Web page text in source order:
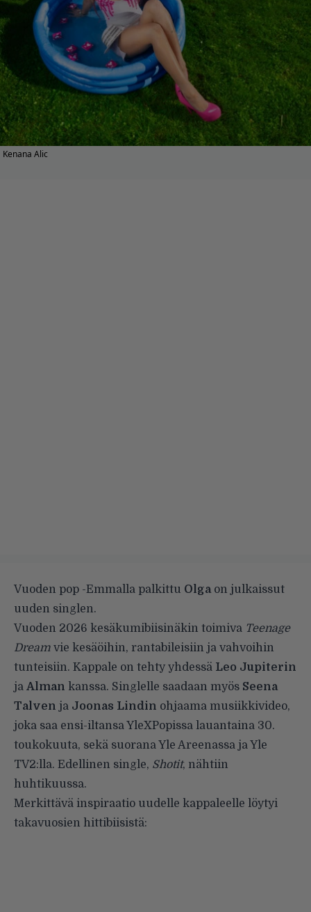
Kenana Alic
Vuoden pop -Emmalla palkittu Olgaon julkaissut
uuden singlen.
Vuoden 2026 kesäkumibiisinäkin toimiva Teenage
Dream vie kesäöihin, rantabileisiin ja vahvoihin
tunteisiin. Kappale on tehty yhdessä Leo Jupiterin
ja Alman kanssa. Singlelle saadaan myös Seena
Talven ja Joonas Lindin ohjaama musiikkivideo,
joka saa ensi-iltansa YleXPopissa lauantaina 30.
toukokuuta, sekä suorana Yle Areenassa ja Yle
TV2:lla. Edellinen single, Shotit, nähtiin
huhtikuussa.
Merkittävä inspiraatio uudelle kappaleelle löytyi
takavuosien hittibiisistä: